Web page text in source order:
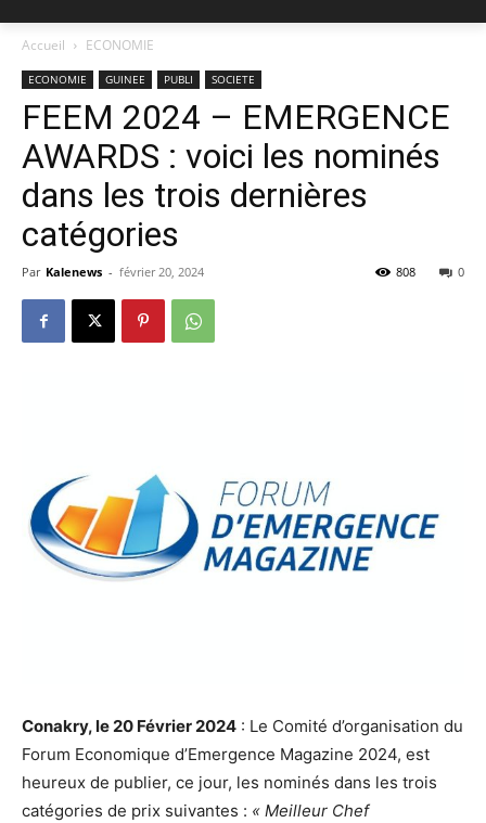
Accueil ECONOMIE
ECONOMIE GUINEE PUBLI SOCIETE
FEEM 2024 – EMERGENCE
AWARDS : voici les nominés
dans les trois dernières
catégories
Par Kalenews - février 20, 2024 0
808
Conakry, le 20 Février 2024 : Le Comité d’organisation du
Forum Economique d’Emergence Magazine 2024, est
heureux de publier, ce jour, les nominés dans les trois
catégories de prix suivantes : « Meilleur Chef